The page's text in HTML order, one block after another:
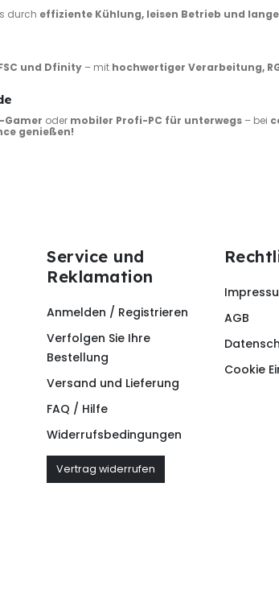
durch effiziente Kühlung, leisen Betrieb und
und Dfinity – mit hochwertiger Verarbeitung,
Gamer oder mobiler Profi-PC für unterwegs – bei
genießen!
Service und
Reklamation
Anmelden / Registrieren
Verfolgen Sie Ihre
Bestellung
Versand und Lieferung
FAQ / Hilfe
Widerrufsbedingungen
Vertrag widerrufen
AGB
Cookie